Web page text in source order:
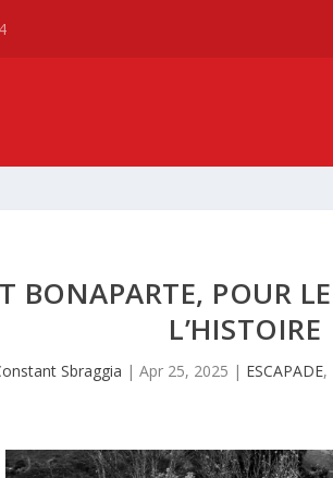
BONAPARTE, POUR
L’HISTOIRE
Sbraggia | Apr 25, 2025 | ESCAPADE,